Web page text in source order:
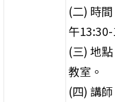
(二) 時
午13:30-
(三) 地
教室。
(四) 講